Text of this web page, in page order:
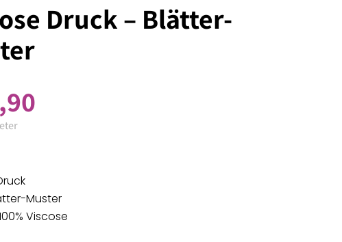
Druck – Blätter-
Muster
Viscose